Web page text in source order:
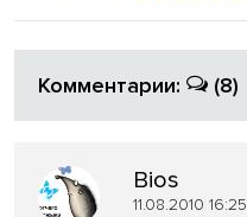
Комментарии: (8)
Bios
11.08.2010 16:25